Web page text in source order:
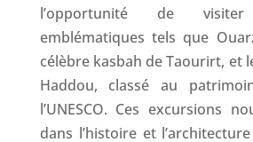
l’opportunité de
emblématiques tels que
célèbre kasbah de Taourirt, et
Haddou, classé au
l’UNESCO. Ces excursions
dans l’histoire et